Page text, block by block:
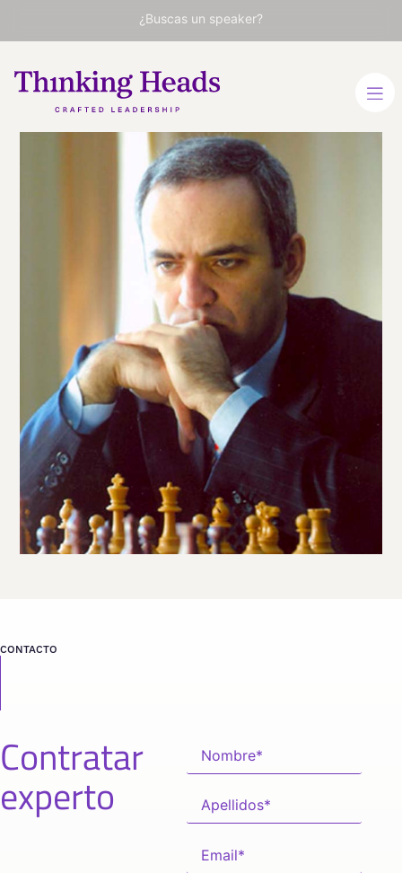
¿Buscas un speaker?
Garry
Kasparov
Gran maestro de ajedrez
INGLÉS
VER PERFIL
Viaja
desde
ESTADOS UNIDOS
CONTACTO
Contratar
experto